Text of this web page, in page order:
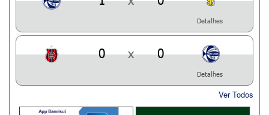
Detalhes
0 x 0
Detalhes
Ver Todos